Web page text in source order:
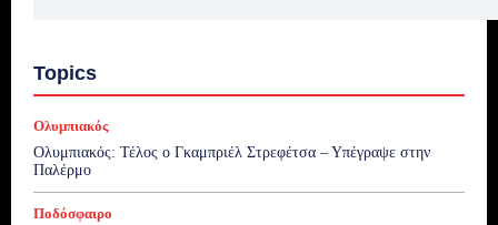
Topics
Ολυμπιακός
Ολυμπιακός: Τέλος ο Γκαμπριέλ Στρεφέτσα – Υπέγραψε στην
Παλέρμο
Ποδόσφαιρο